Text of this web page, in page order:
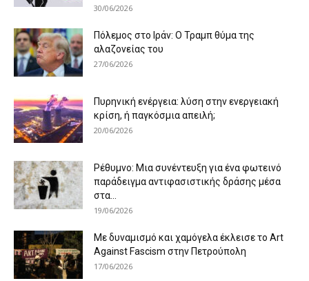
30/06/2026
Πόλεμος στο Ιράν: Ο Τραμπ θύμα της
αλαζονείας του
27/06/2026
Πυρηνική ενέργεια: λύση στην ενεργειακή
κρίση, ή παγκόσμια απειλή;
20/06/2026
Ρέθυμνο: Μια συνέντευξη για ένα φωτεινό
παράδειγμα αντιφασιστικής δράσης μέσα
στα...
19/06/2026
Με δυναμισμό και χαμόγελα έκλεισε το Art
Against Fascism στην Πετρούπολη
17/06/2026